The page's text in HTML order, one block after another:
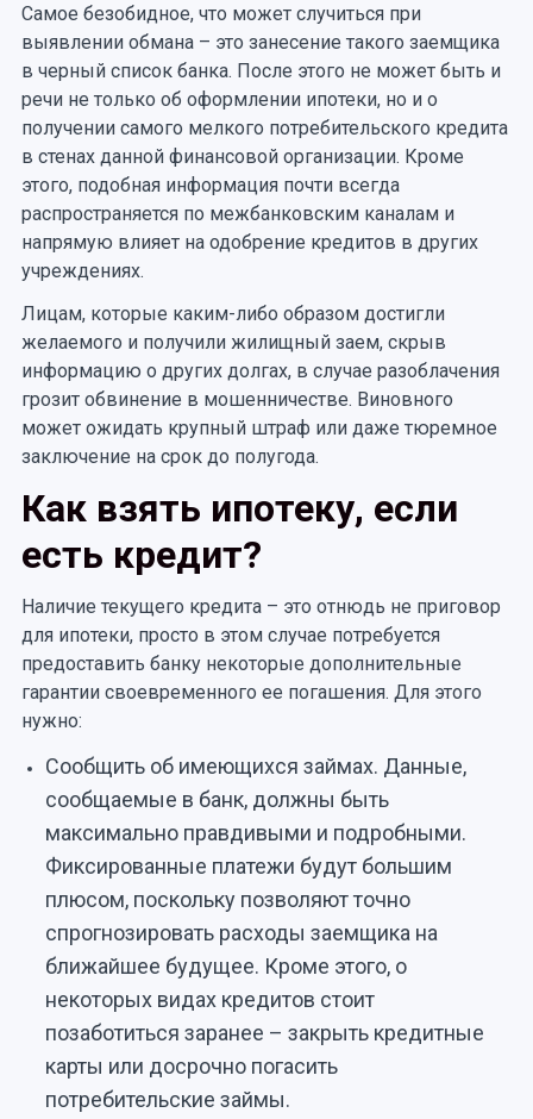
Самое безобидное, что может случиться при
выявлении обмана – это занесение такого заемщика
в черный список банка. После этого не может быть и
речи не только об оформлении ипотеки, но и о
получении самого мелкого потребительского кредита
в стенах данной финансовой организации. Кроме
этого, подобная информация почти всегда
распространяется по межбанковским каналам и
напрямую влияет на одобрение кредитов в других
учреждениях.
Лицам, которые каким-либо образом достигли
желаемого и получили жилищный заем, скрыв
информацию о других долгах, в случае разоблачения
грозит обвинение в мошенничестве. Виновного
может ожидать крупный штраф или даже тюремное
заключение на срок до полугода.
Как взять ипотеку, если
есть кредит?
Наличие текущего кредита – это отнюдь не приговор
для ипотеки, просто в этом случае потребуется
предоставить банку некоторые дополнительные
гарантии своевременного ее погашения. Для этого
нужно:
Сообщить об имеющихся займах. Данные,
сообщаемые в банк, должны быть
максимально правдивыми и подробными.
Фиксированные платежи будут большим
плюсом, поскольку позволяют точно
спрогнозировать расходы заемщика на
ближайшее будущее. Кроме этого, о
некоторых видах кредитов стоит
позаботиться заранее – закрыть кредитные
карты или досрочно погасить
потребительские займы.